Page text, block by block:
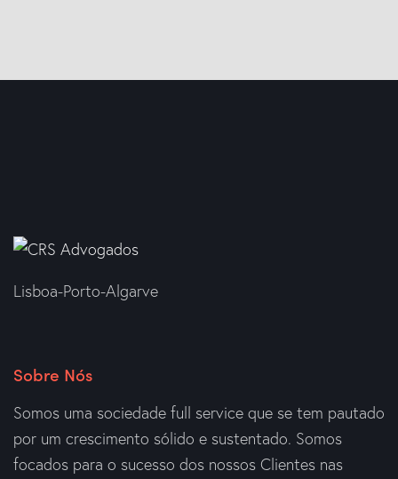
Lisboa-Porto-Algarve
Sobre Nós
Somos uma sociedade full service que se tem pautado
por um crescimento sólido e sustentado. Somos
focados para o sucesso dos nossos Clientes nas